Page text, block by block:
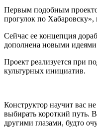
Первым подобным
прогулок по Хабаровску»,
Сейчас ее концепция
дополнена новыми
Проект реализуется при
культурных инициатив.
Конструктор научит вас
выбирать короткий путь.
другими глазами, будто